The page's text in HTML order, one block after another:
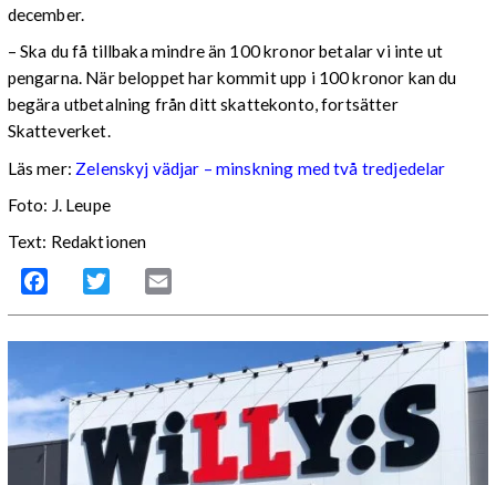
december.
– Ska du få tillbaka mindre än 100 kronor betalar vi inte ut
pengarna. När beloppet har kommit upp i 100 kronor kan du
begära utbetalning från ditt skattekonto, fortsätter
Skatteverket.
Läs mer: Zelenskyj vädjar – minskning med två tredjedelar
Foto: J. Leupe
Text: Redaktionen
Facebook Twitter